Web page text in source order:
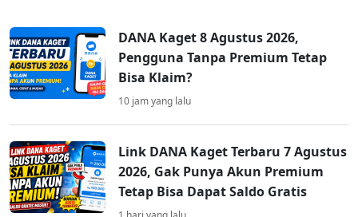
DANA Kaget 8 Agustus 2026,
Pengguna Tanpa Premium Tetap
Bisa Klaim?
10 jam yang lalu
Link DANA Kaget Terbaru 7 Agustus
2026, Gak Punya Akun Premium
Tetap Bisa Dapat Saldo Gratis